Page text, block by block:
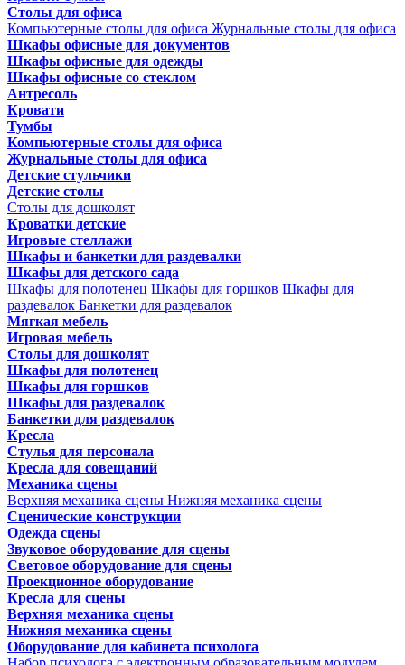
Столы для офиса
Компьютерные столы для офиса Журнальные столы для офиса
Шкафы офисные для документов
Шкафы офисные для одежды
Шкафы офисные со стеклом
Антресоль
Кровати
Тумбы
Компьютерные столы для офиса
Журнальные столы для офиса
Детские стульчики
Детские столы
Столы для дошколят
Кроватки детские
Игровые стеллажи
Шкафы и банкетки для раздевалки
Шкафы для детского сада
Шкафы для полотенец Шкафы для горшков Шкафы для
раздевалок Банкетки для раздевалок
Мягкая мебель
Игровая мебель
Столы для дошколят
Шкафы для полотенец
Шкафы для горшков
Шкафы для раздевалок
Банкетки для раздевалок
Кресла
Стулья для персонала
Кресла для совещаний
Механика сцены
Верхняя механика сцены Нижняя механика сцены
Сценические конструкции
Одежда сцены
Звуковое оборудование для сцены
Световое оборудование для сцены
Проекционное оборудование
Кресла для сцены
Верхняя механика сцены
Нижняя механика сцены
Оборудование для кабинета психолога